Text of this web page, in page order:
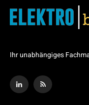
Ihr unabhängiges